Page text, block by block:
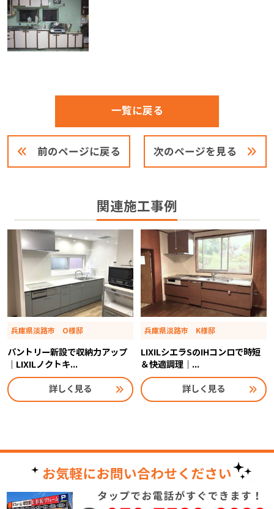
前のページに戻る
一覧に戻る
次のページを見る
関連施工事例
兵庫県淡路市 O様邸
パントリー新設で収納力アップ
｜LIXILノクトキ...
詳しく見る
兵庫県淡路市 K様邸
LIXILシエラSのIHコンロで時短
＆快適調理｜...
詳しく見る